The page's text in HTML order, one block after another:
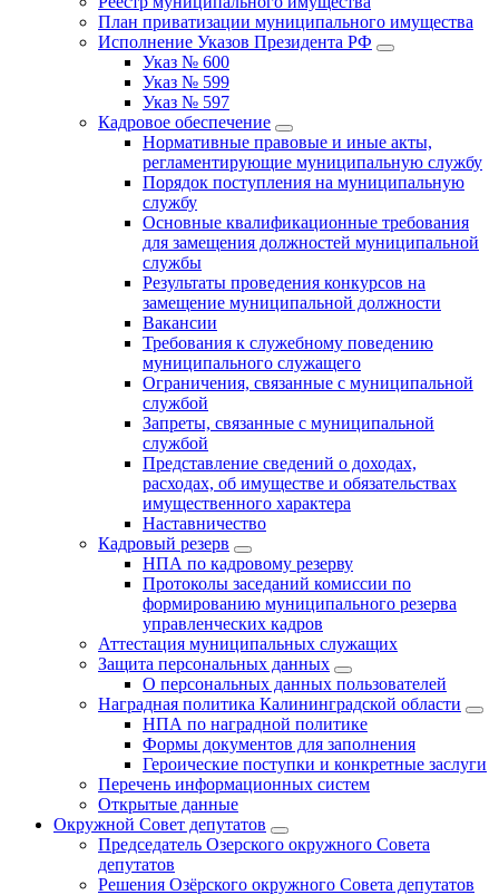
План приватизации муниципального имущества
Исполнение Указов Президента РФ
Указ № 600
Указ № 599
Указ № 597
Кадровое обеспечение
Нормативные правовые и иные акты,
регламентирующие муниципальную службу
Порядок поступления на муниципальную
службу
Основные квалификационные требования
для замещения должностей муниципальной
службы
Результаты проведения конкурсов на
замещение муниципальной должности
Вакансии
Требования к служебному поведению
муниципального служащего
Ограничения, связанные с муниципальной
службой
Запреты, связанные с муниципальной
службой
Представление сведений о доходах,
расходах, об имуществе и обязательствах
имущественного характера
Наставничество
Кадровый резерв
НПА по кадровому резерву
Протоколы заседаний комиссии по
формированию муниципального резерва
управленческих кадров
Аттестация муниципальных служащих
Защита персональных данных
О персональных данных пользователей
Наградная политика Калининградской области
НПА по наградной политике
Формы документов для заполнения
Героические поступки и конкретные заслуги
Перечень информационных систем
Открытые данные
Окружной Совет депутатов
Председатель Озерского окружного Совета
депутатов
Решения Озёрского окружного Совета депутатов